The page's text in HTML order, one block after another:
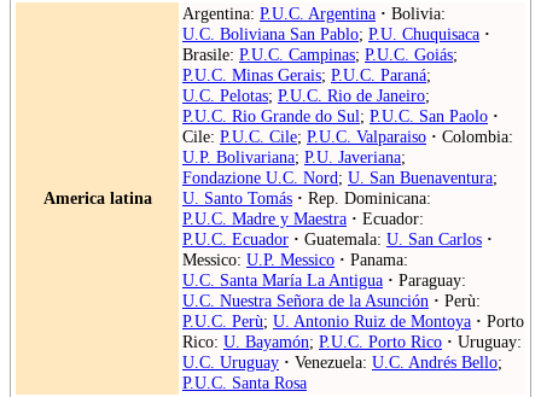
America latina
Argentina: P.U.C. Argentina · Bolivia:
U.C. Boliviana San Pablo; P.U. Chuquisaca ·
Brasile: P.U.C. Campinas; P.U.C. Goiás;
P.U.C. Minas Gerais; P.U.C. Paraná;
U.C. Pelotas; P.U.C. Rio de Janeiro;
P.U.C. Rio Grande do Sul; P.U.C. San Paolo ·
Cile: P.U.C. Cile; P.U.C. Valparaiso · Colombia:
U.P. Bolivariana; P.U. Javeriana;
Fondazione U.C. Nord; U. San Buenaventura;
U. Santo Tomás · Rep. Dominicana:
P.U.C. Madre y Maestra · Ecuador:
P.U.C. Ecuador · Guatemala: U. San Carlos ·
Messico: U.P. Messico · Panama:
U.C. Santa María La Antigua · Paraguay:
U.C. Nuestra Señora de la Asunción · Perù:
P.U.C. Perù; U. Antonio Ruiz de Montoya · Porto
Rico: U. Bayamón; P.U.C. Porto Rico · Uruguay:
U.C. Uruguay · Venezuela: U.C. Andrés Bello;
P.U.C. Santa Rosa